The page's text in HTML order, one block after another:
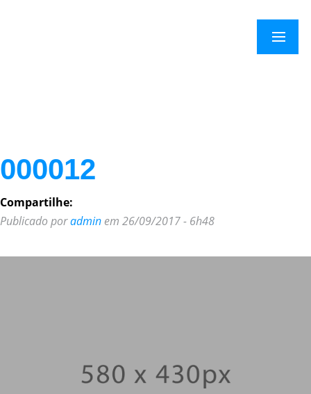
×
Menu
000012
Compartilhe:
Publicado poradmin em 26/09/2017 - 6h48